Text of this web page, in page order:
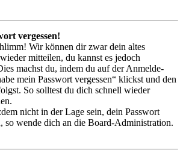
vergessen!
Wir können dir zwar dein altes
mitteilen, du kannst es jedoch
machst du, indem du auf der Anmelde-
mein Passwort vergessen“ klickst und den
So solltest du dich schnell wieder
nicht in der Lage sein, dein Passwort
so wende dich an die Board-Administration.